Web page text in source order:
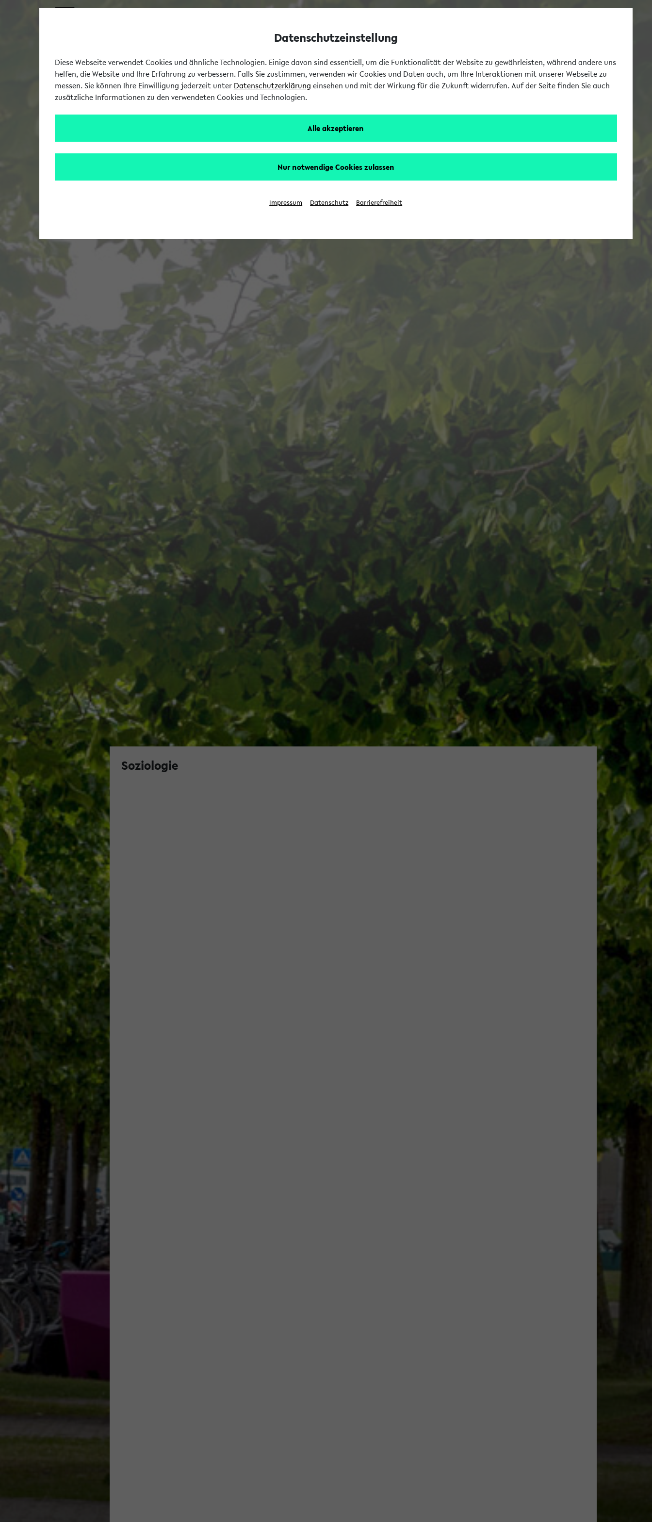
Soziologie
Datenschutzeinstellung
Diese Webseite verwendet Cookies und ähnliche Technologien. Einige davon sind essentiell, um die Funktionalität der Website zu gewährleisten, während andere uns
helfen, die Website und Ihre Erfahrung zu verbessern. Falls Sie zustimmen, verwenden wir Cookies und Daten auch, um Ihre Interaktionen mit unserer Webseite zu
messen. Sie können Ihre Einwilligung jederzeit unter Datenschutzerklärung einsehen und mit der Wirkung für die Zukunft widerrufen. Auf der Seite finden Sie auch
zusätzliche Informationen zu den verwendeten Cookies und Technologien.
Alle akzeptieren
Nur notwendige Cookies zulassen
Impressum Datenschutz Barrierefreiheit